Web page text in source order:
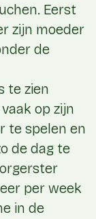
Eerst
zijn moeder
de
te zien
op zijn
te spelen en
de dag te
per week
in de